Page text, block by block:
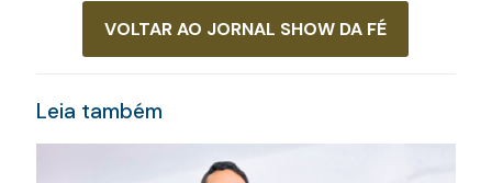
VOLTAR AO JORNAL SHOW DA FÉ
Leia também